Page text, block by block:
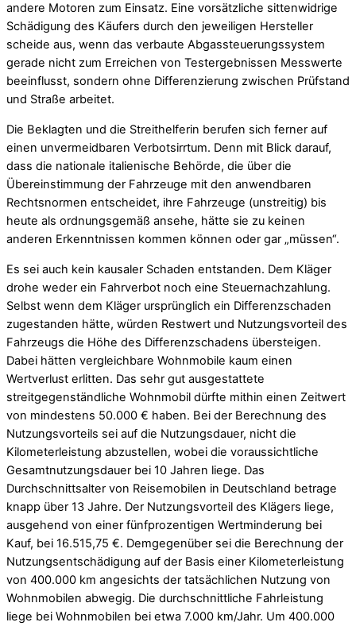
andere Motoren zum Einsatz. Eine vorsätzliche sittenwidrige
Schädigung des Käufers durch den jeweiligen Hersteller
scheide aus, wenn das verbaute Abgassteuerungssystem
gerade nicht zum Erreichen von Testergebnissen Messwerte
beeinflusst, sondern ohne Differenzierung zwischen Prüfstand
und Straße arbeitet.
Die Beklagten und die Streithelferin berufen sich ferner auf
einen unvermeidbaren Verbotsirrtum. Denn mit Blick darauf,
dass die nationale italienische Behörde, die über die
Übereinstimmung der Fahrzeuge mit den anwendbaren
Rechtsnormen entscheidet, ihre Fahrzeuge (unstreitig) bis
heute als ordnungsgemäß ansehe, hätte sie zu keinen
anderen Erkenntnissen kommen können oder gar „müssen“.
Es sei auch kein kausaler Schaden entstanden. Dem Kläger
drohe weder ein Fahrverbot noch eine Steuernachzahlung.
Selbst wenn dem Kläger ursprünglich ein Differenzschaden
zugestanden hätte, würden Restwert und Nutzungsvorteil des
Fahrzeugs die Höhe des Differenzschadens übersteigen.
Dabei hätten vergleichbare Wohnmobile kaum einen
Wertverlust erlitten. Das sehr gut ausgestattete
streitgegenständliche Wohnmobil dürfte mithin einen Zeitwert
von mindestens 50.000 € haben. Bei der Berechnung des
Nutzungsvorteils sei auf die Nutzungsdauer, nicht die
Kilometerleistung abzustellen, wobei die voraussichtliche
Gesamtnutzungsdauer bei 10 Jahren liege. Das
Durchschnittsalter von Reisemobilen in Deutschland betrage
knapp über 13 Jahre. Der Nutzungsvorteil des Klägers liege,
ausgehend von einer fünfprozentigen Wertminderung bei
Kauf, bei 16.515,75 €. Demgegenüber sei die Berechnung der
Nutzungsentschädigung auf der Basis einer Kilometerleistung
von 400.000 km angesichts der tatsächlichen Nutzung von
Wohnmobilen abwegig. Die durchschnittliche Fahrleistung
liege bei Wohnmobilen bei etwa 7.000 km/Jahr. Um 400.000